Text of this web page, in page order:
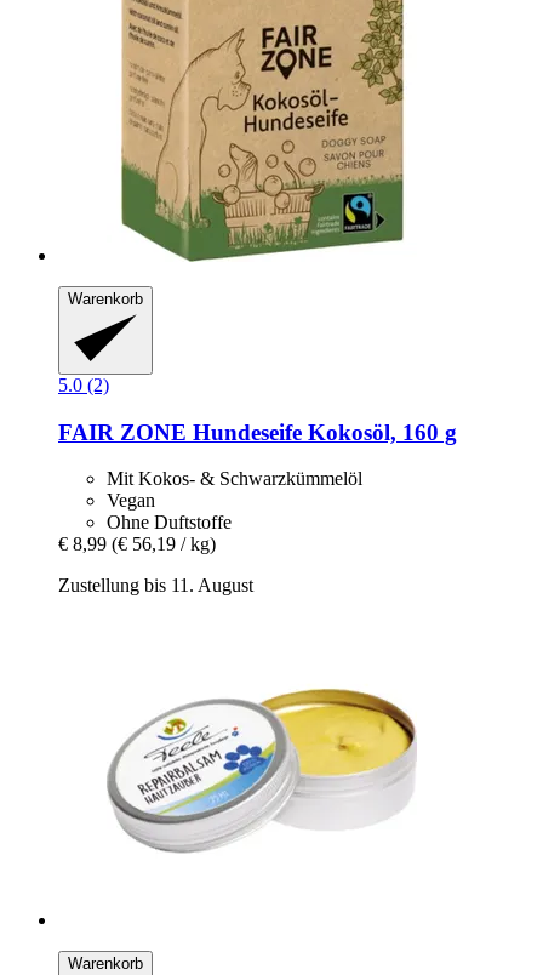
Warenkorb
5.0 (2)
FAIR ZONE Hundeseife Kokosöl, 160 g
Mit Kokos- & Schwarzkümmelöl
Vegan
Ohne Duftstoffe
€ 8,99 (€ 56,19 / kg)
Zustellung bis 11. August
Warenkorb